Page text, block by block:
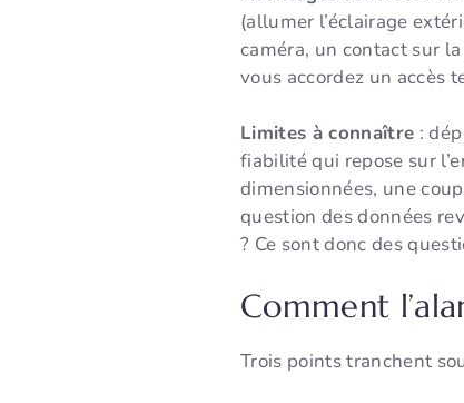
(allumer l’éclairage
caméra, un contact sur
vous accordez un accès
Limites à connaître :
fiabilité qui repose sur
dimensionnées, une
question des données
? Ce sont donc des
Comment
Trois points tranchent